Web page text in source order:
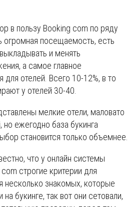
в пользу Booking com по ряду
огромная посещаемость, есть
и менять
а самое главное
для отелей. Всего 10-12%, в то
у отелей 30-40.
мелкие отели, маловато
но ежегодно база букинга
становится только объемнее.
что у онлайн системы
строгие критерии для
несколько знакомых, которые
букинге, так вот они сетовали,